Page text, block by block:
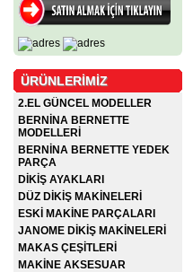
ÜRÜNLERİMİZ
2.EL GÜNCEL MODELLER
BERNİNA BERNETTE
MODELLERİ
BERNİNA BERNETTE YEDEK
PARÇA
DİKİŞ AYAKLARI
DÜZ DİKİŞ MAKİNELERİ
ESKİ MAKİNE PARÇALARI
JANOME DİKİŞ MAKİNELERİ
MAKAS ÇEŞİTLERİ
MAKİNE AKSESUAR